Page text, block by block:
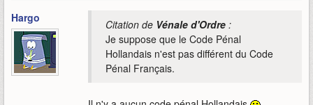
Hargo Citation de Vénale d'Ordre :
Je suppose que le Code Pénal
Hollandais n'est pas différent du Code
Pénal Français.